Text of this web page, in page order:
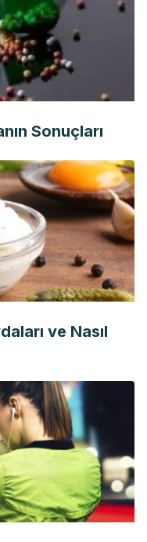
Sonuçları
ve Nasıl